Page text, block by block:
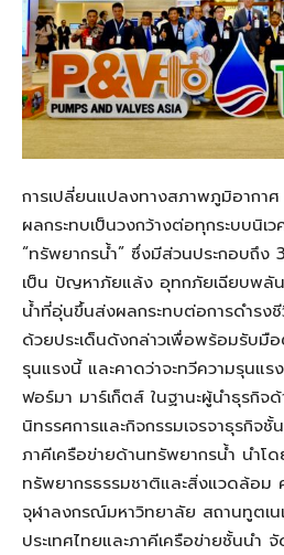
การเปลี่ยนแปลงทางสภาพภูมิอากา
ผลกระทบเป็นวงกว้างต่อทุกระบบนิเ
“ทรัพยากรน้ำ” ซึ่งมีส่วนประกอบถึง
เป็น ปัญหาภัยแล้ง อุทกภัยเฉียบพ
น้ำที่อุ่นขึ้นส่งผลกระทบต่อการดำรง
ด้วยประเด็นดังกล่าวเพื่อพร้อมรับมื
รุนแรงนี้ และคาดว่าจะทวีความรุนแ
ฟอร์มา มาร์เก็ตส์ ในฐานะผู้นำธุรกิจ
นิทรรศการและกิจกรรมเจรจาธุรกิจ
ภาคีเครือข่ายด้านทรัพยากรน้ำ นำโด
ทรัพยากรธรรมชาติและสิ่งแวดล้อม
จุฬาลงกรณ์มหาวิทยาลัย สถานทูตเน
ประเทศไทยและภาคีเครือข่ายชั้นน